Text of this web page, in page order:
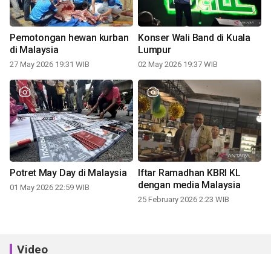
Pemotongan hewan kurban
di Malaysia
27 May 2026 19:31 WIB
Konser Wali Band di Kuala
Lumpur
02 May 2026 19:37 WIB
Potret May Day di Malaysia
01 May 2026 22:59 WIB
Iftar Ramadhan KBRI KL
dengan media Malaysia
25 February 2026 2:23 WIB
Video